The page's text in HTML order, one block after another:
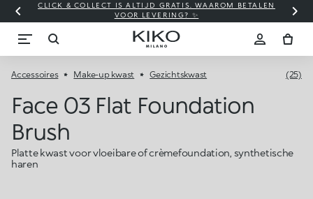
CLICK & COLLECT IS ALTIJD GRATIS. WAAROM BETALEN
VOOR LEVERING? ✨
Accessoires Make-up kwast Gezichtskwast (25)
Face 03 Flat Foundation
Brush
Platte kwast voor vloeibare of crèmefoundation, synthetische
haren